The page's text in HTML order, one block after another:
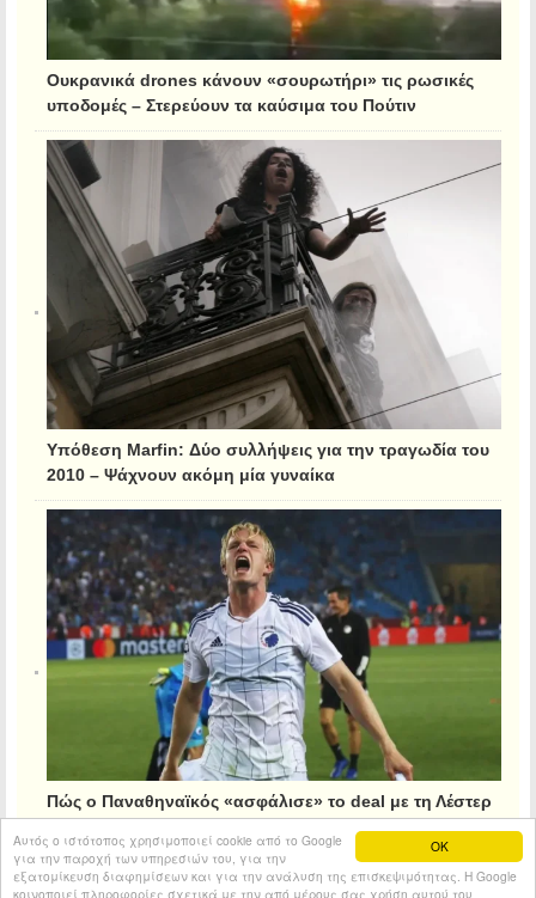
OK
Αυτός ο ιστότοπος χρησιμοποιεί cookie από το Google
για την παροχή των υπηρεσιών του, για την
εξατομίκευση διαφημίσεων και για την ανάλυση της επισκεψιμότητας. Η Google
κοινοποιεί πληροφορίες σχετικά με την από μέρους σας χρήση αυτού του
Ουκρανικά drones κάνουν «σουρωτήρι» τις ρωσικές
υποδομές – Στερεύουν τα καύσιμα του Πούτιν
Υπόθεση Marfin: Δύο συλλήψεις για την τραγωδία του
2010 – Ψάχνουν ακόμη μία γυναίκα
Πώς ο Παναθηναϊκός «ασφάλισε» το deal με τη Λέστερ